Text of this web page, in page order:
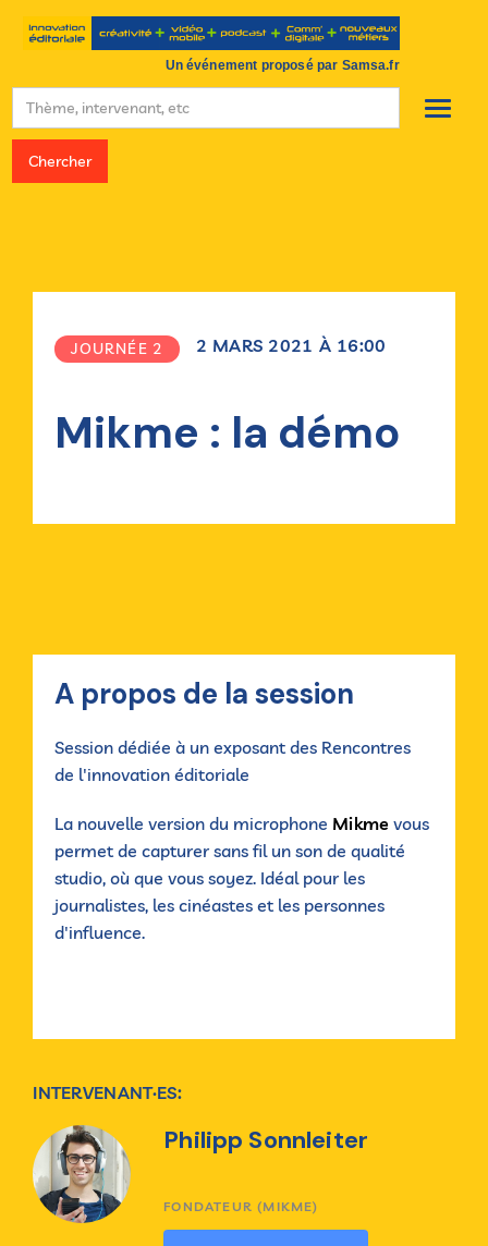
Un événement proposé par Samsa.fr
JOURNÉE 2 2 MARS 2021 À 16:00
Mikme : la démo
A propos de la session
Session dédiée à un exposant des Rencontres
de l'innovation éditoriale
La nouvelle version du microphone Mikme vous
permet de capturer sans fil un son de qualité
studio, où que vous soyez. Idéal pour les
journalistes, les cinéastes et les personnes
d'influence.
INTERVENANT·ES:
Philipp Sonnleiter
FONDATEUR (MIKME)